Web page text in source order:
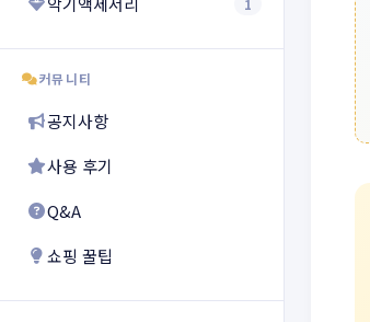
1
커뮤니티
공지사항
사용 후기
Q&A
쇼핑 꿀팁